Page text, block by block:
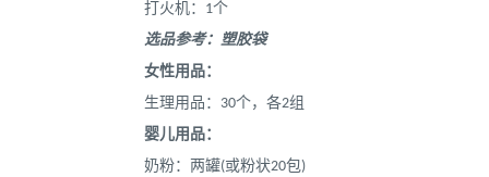
打火机：1个
选品参考：塑胶袋
女性用品：
生理用品：30个，各2组
婴儿用品：
奶粉：两罐(或粉状20包)